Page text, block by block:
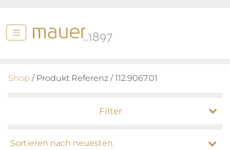
Shop / Produkt Referenz / 112.9067.01
Filter